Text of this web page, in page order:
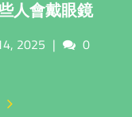
人會戴眼鏡
2025 Comments
0